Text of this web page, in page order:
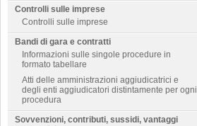
Controlli sulle imprese
Controlli sulle imprese
Bandi di gara e contratti
Informazioni sulle singole procedure in
formato tabellare
Atti delle amministrazioni aggiudicatrici e
degli enti aggiudicatori distintamente per ogni
procedura
Sovvenzioni, contributi, sussidi, vantaggi